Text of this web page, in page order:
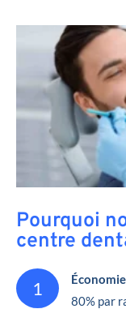
Pourquoi
centre
1
80% par